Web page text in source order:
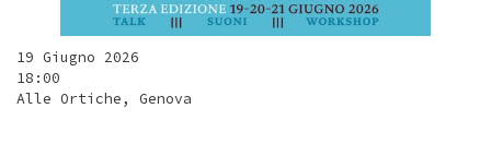
19 Giugno 2026
18:00
Alle Ortiche, Genova